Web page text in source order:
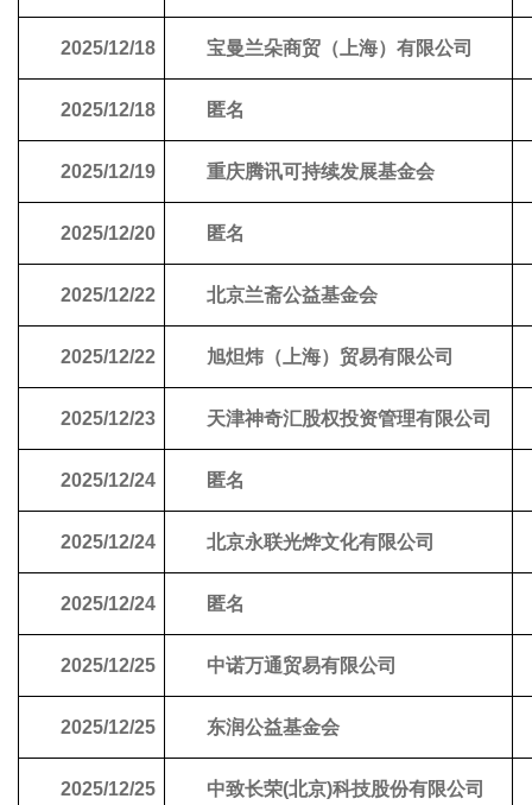
2025/12/18 宝曼兰朵商贸（上海）有限公司
2025/12/18 匿名
2025/12/19 重庆腾讯可持续发展基金会
2025/12/20 匿名
2025/12/22 北京兰斋公益基金会
2025/12/22 旭炟炜（上海）贸易有限公司
2025/12/23 天津神奇汇股权投资管理有限公司
2025/12/24 匿名
2025/12/24 北京永联光烨文化有限公司
2025/12/24 匿名
2025/12/25 中诺万通贸易有限公司
2025/12/25 东润公益基金会
2025/12/25 中致长荣(北京)科技股份有限公司